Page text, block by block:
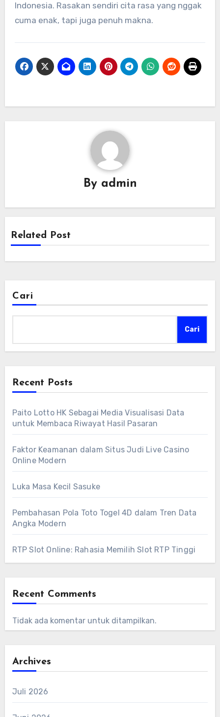
Indonesia. Rasakan sendiri cita rasa yang nggak
cuma enak, tapi juga penuh makna.
By admin
Related Post
Cari
Cari
Recent Posts
Paito Lotto HK Sebagai Media Visualisasi Data
untuk Membaca Riwayat Hasil Pasaran
Faktor Keamanan dalam Situs Judi Live Casino
Online Modern
Luka Masa Kecil Sasuke
Pembahasan Pola Toto Togel 4D dalam Tren Data
Angka Modern
RTP Slot Online: Rahasia Memilih Slot RTP Tinggi
Recent Comments
Tidak ada komentar untuk ditampilkan.
Archives
Juli 2026